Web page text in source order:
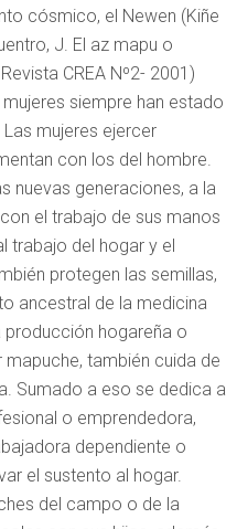
cósmico, el Newen (Kiñe
J. El az mapu o
CREA Nº2- 2001)
siempre han estado
mujeres ejercer
con los del hombre.
nuevas generaciones, a la
el trabajo de sus manos
trabajo del hogar y el
protegen las semillas,
ancestral de la medicina
producción hogareña o
también cuida de
Sumado a eso se dedica a
o emprendedora,
dependiente o
el sustento al hogar.
del campo o de la